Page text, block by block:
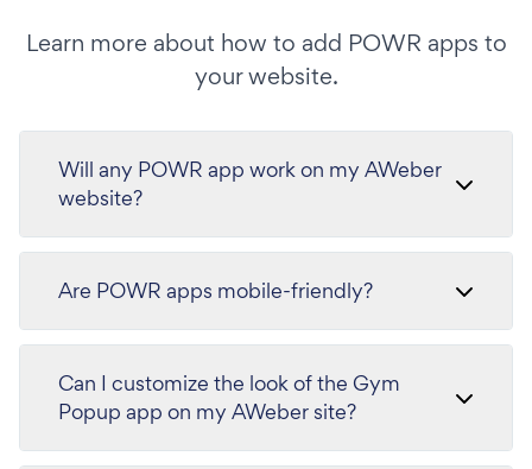
Learn more about how to add POWR apps to
your website.
Will any POWR app work on my AWeber
website?
Are POWR apps mobile-friendly?
Can I customize the look of the Gym
Popup app on my AWeber site?